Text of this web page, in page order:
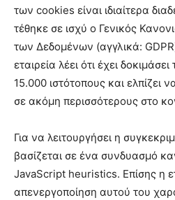
των cookies είναι ιδιαίτερα
τέθηκε σε ισχύ ο Γενικός
των Δεδομένων (αγγλικά:
εταιρεία λέει ότι έχει
15.000 ιστότοπους και ελπίζει
σε ακόμη περισσότερους στο
Για να λειτουργήσει η
βασίζεται σε ένα συνδυασμό
JavaScript heuristics. Επίσης η
απενεργοποίηση αυτού του